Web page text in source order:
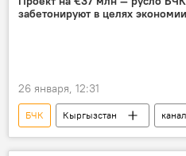
забетонируют в целях
26 января, 12:31
БЧК Кыргызстан канал
вода
экономия